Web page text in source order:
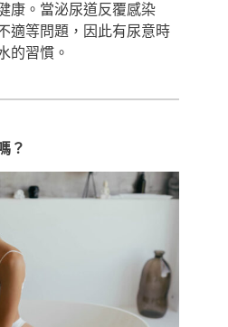
康。當泌尿道反覆感染
適等問題，因此有尿意時
的習慣。
？